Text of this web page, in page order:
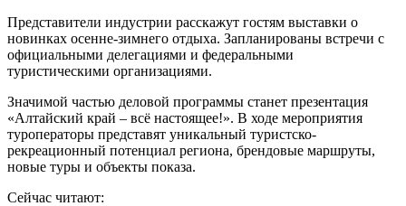
Представители индустрии расскажут гостям выставки о
новинках осенне-зимнего отдыха. Запланированы встречи с
официальными делегациями и федеральными
туристическими организациями.
Значимой частью деловой программы станет презентация
«Алтайский край – всё настоящее!». В ходе мероприятия
туроператоры представят уникальный туристско-
рекреационный потенциал региона, брендовые маршруты,
новые туры и объекты показа.
Сейчас читают: